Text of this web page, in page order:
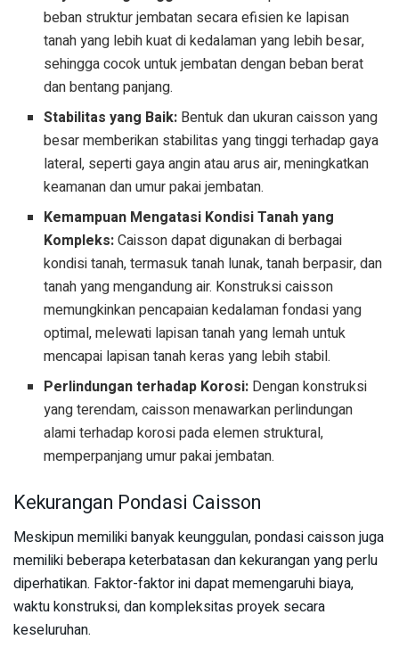
beban struktur jembatan secara efisien ke lapisan
tanah yang lebih kuat di kedalaman yang lebih besar,
sehingga cocok untuk jembatan dengan beban berat
dan bentang panjang.
Stabilitas yang Baik: Bentuk dan ukuran caisson yang
besar memberikan stabilitas yang tinggi terhadap gaya
lateral, seperti gaya angin atau arus air, meningkatkan
keamanan dan umur pakai jembatan.
Kemampuan Mengatasi Kondisi Tanah yang
Kompleks:Caisson dapat digunakan di berbagai
kondisi tanah, termasuk tanah lunak, tanah berpasir, dan
tanah yang mengandung air. Konstruksi caisson
memungkinkan pencapaian kedalaman fondasi yang
optimal, melewati lapisan tanah yang lemah untuk
mencapai lapisan tanah keras yang lebih stabil.
Perlindungan terhadap Korosi: Dengan konstruksi
yang terendam, caisson menawarkan perlindungan
alami terhadap korosi pada elemen struktural,
memperpanjang umur pakai jembatan.
Kekurangan Pondasi Caisson
Meskipun memiliki banyak keunggulan, pondasi caisson juga
memiliki beberapa keterbatasan dan kekurangan yang perlu
diperhatikan. Faktor-faktor ini dapat memengaruhi biaya,
waktu konstruksi, dan kompleksitas proyek secara
keseluruhan.